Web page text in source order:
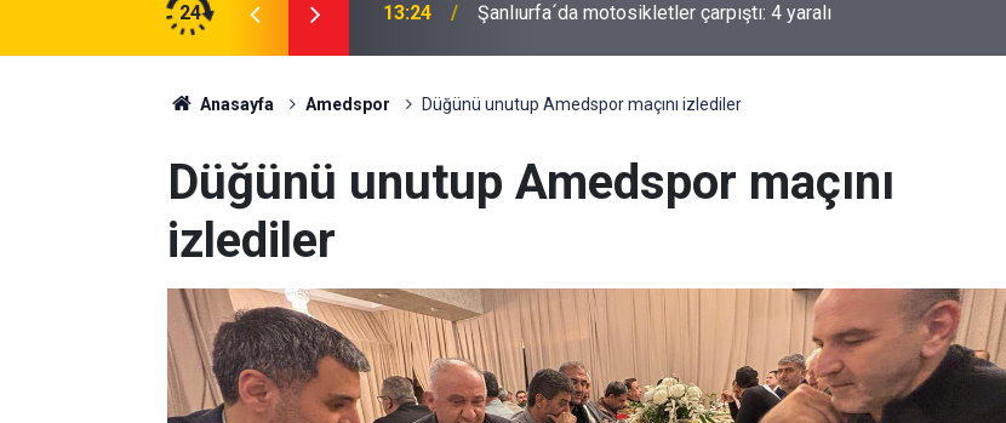
24 12:43 Diyarbakır'dan pikniğe gelmişlerdi: Fırat Nehri’nde can verdiler
Anasayfa Amedspor Düğünü unutup Amedspor maçını izlediler
Düğünü unutup Amedspor maçını
izlediler